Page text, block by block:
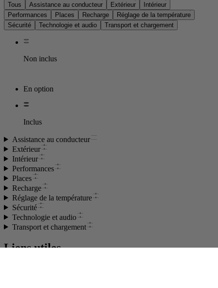
Tous Assistance au conducteur Extérieur
Intérieur
Performances
Places Recharge
Réglage de la température
Sécurité
Technologie et audio Transport et chargement
Non inclus
En option
Inclus
Assistance au conducteur
Extérieur
Intérieur
Performances
Places
Recharge
Réglage de la température
Sécurité
Technologie et audio
Transport et chargement
Liens utiles